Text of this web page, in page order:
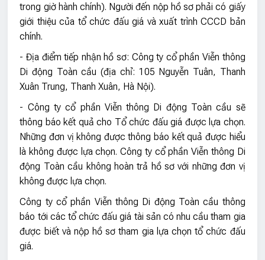
trong giờ hành chính). Người đến nộp hồ sơ phải có giấy
giới thiệu của tổ chức đấu giá và xuất trình CCCD bản
chính.
- Địa điểm tiếp nhận hồ sơ: Công ty cổ phần Viễn thông
Di động Toàn cầu (địa chỉ: 105 Nguyễn Tuân, Thanh
Xuân Trung, Thanh Xuân, Hà Nội).
- Công ty cổ phần Viễn thông Di động Toàn cầu sẽ
thông báo kết quả cho Tổ chức đấu giá được lựa chọn.
Những đơn vị không được thông báo kết quả được hiểu
là không được lựa chọn. Công ty cổ phần Viễn thông Di
động Toàn cầu không hoàn trả hồ sơ với những đơn vị
không được lựa chọn.
Công ty cổ phần Viễn thông Di động Toàn cầu thông
báo tới các tổ chức đấu giá tài sản có nhu cầu tham gia
được biết và nộp hồ sơ tham gia lựa chọn tổ chức đấu
giá.